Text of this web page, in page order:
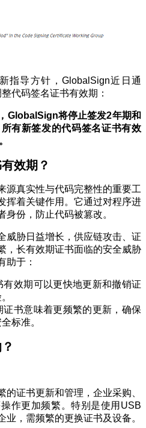
指导方针，GlobalSign近日通
代码签名证书有效期：
GlobalSign将停止签发2年期和
有新签发的代码签名证书有效
效期？
源真实性与代码完整性的重要工
挥着关键作用。它通过对程序进
份，防止代码被篡改。
威胁日益增长，供应链攻击、证
，长有效期证书面临的安全威胁
助于：
有效期可以更快地更新和撤销证
证书意味着更频繁的更新，确保
标准。
证书更新和管理，企业采购、
作更加频繁。特别是使用USB
，需频繁的更换证书及设备。